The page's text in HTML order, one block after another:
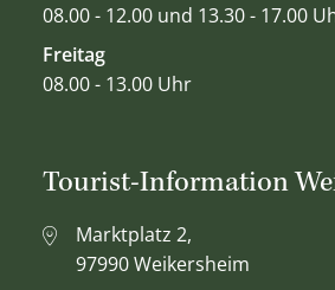
08.00 - 12.00 und 13.30 - 17.00
Freitag
08.00 - 13.00 Uhr
Tourist-Information
Marktplatz 2,
97990 Weikersheim